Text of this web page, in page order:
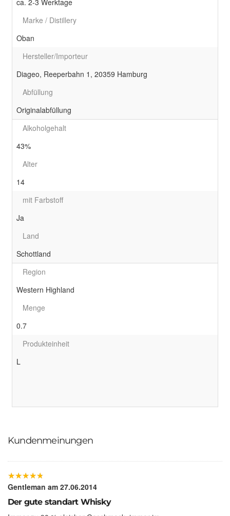
Marke / Distillery
Oban
Hersteller/Importeur
Diageo, Reeperbahn 1, 20359 Hamburg
Abfüllung
Originalabfüllung
Alkoholgehalt
43%
Alter
14
mit Farbstoff
Ja
Land
Schottland
Region
Western Highland
Menge
0.7
Produkteinheit
L
Kundenmeinungen
★★★★★
★★★★★
Gentleman am 27.06.2014
Der gute standart Whisky